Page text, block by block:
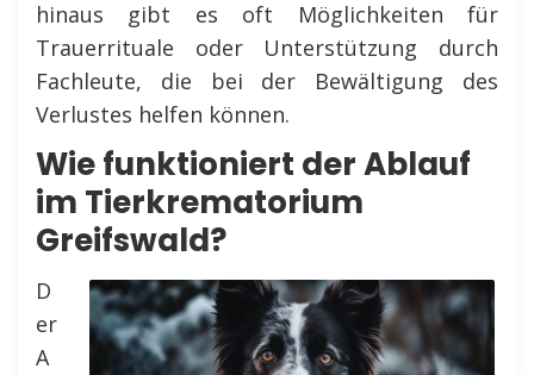
hinaus gibt es oft Möglichkeiten für
Trauerrituale oder Unterstützung durch
Fachleute, die bei der Bewältigung des
Verlustes helfen können.
Wie funktioniert der Ablauf
im Tierkrematorium
Greifswald?
D
er
A